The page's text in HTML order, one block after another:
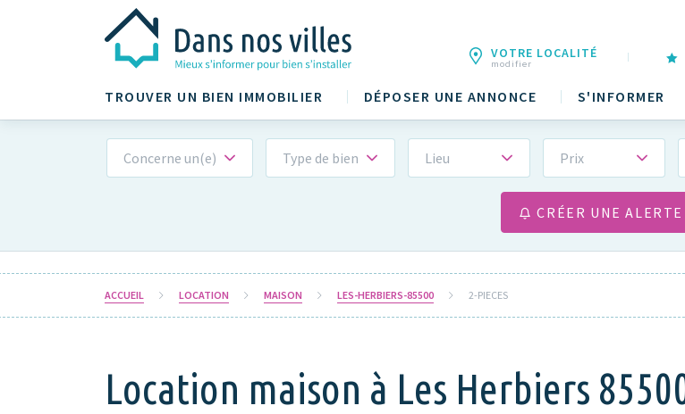
TROUVER UN BIEN IMMOBILIER DÉPOSER UNE ANNONCE S'INFORMER
VOTRE LOCALITÉ
modifier
Concerne un(e) Type de bien Lieu Prix
CRÉER UNE ALERTE
ACCUEIL LOCATION MAISON LES-HERBIERS-85500 2-PIECES
Location maison à Les Herbiers